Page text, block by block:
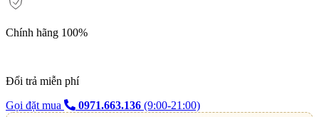
Chính hãng 100%
Đổi trả miễn phí
Gọi đặt mua
0971.663.136 (9:00-21:00)